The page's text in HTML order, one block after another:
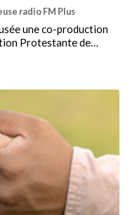
radio FM Plus
une co-production
Protestante de
». Dans les studios de
responsables